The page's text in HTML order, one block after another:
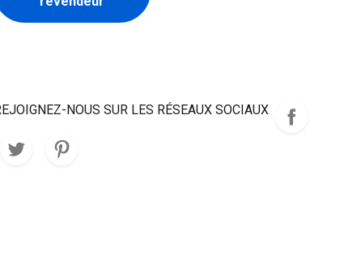
NOUS SUR LES RÉSEAUX SOCIAUX